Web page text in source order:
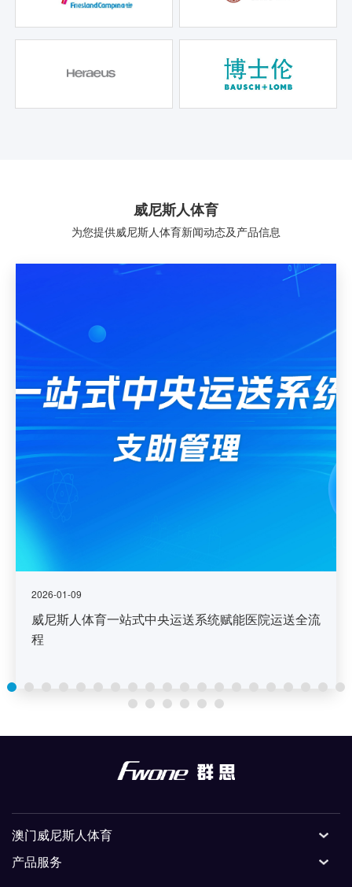
威尼斯人体育
为您提供威尼斯人体育新闻动态及产品信息
2026-01-09
威尼斯人体育一站式中央运送系统赋能医院运送全流
程
澳门威尼斯人体育
产品服务